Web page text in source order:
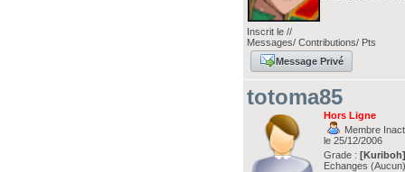
Inscrit le //
Messages/ Contributions/ Pts
Message Privé
totoma85
Hors Ligne
Membre
le 25/12/2006
Grade :
Echanges